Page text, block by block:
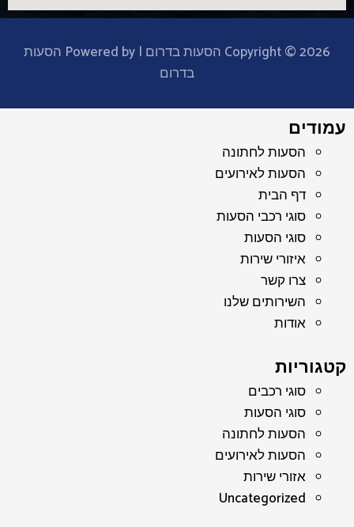
Copyright © 2026 הסעות בדרום | Powered by הסעות
בדרום
עמודים
הסעות לחתונה
הסעות לאירועים
דף הבית
סוגי רכבי הסעות
סוגי הסעות
איזורי שירות
צרו קשר
השירותים שלנו
אודות
קטגוריות
סוגי רכבים
סוגי הסעות
הסעות לחתונה
הסעות לאירועים
אזורי שירות
Uncategorized